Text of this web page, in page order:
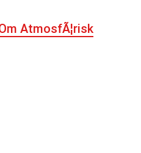
AtmosfÃ¦risk